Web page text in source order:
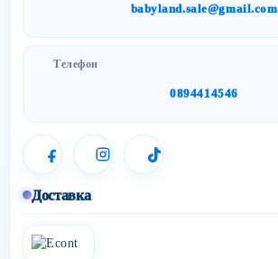
babyland.sale@gmail.com
Телефон
0894414546
Доставка